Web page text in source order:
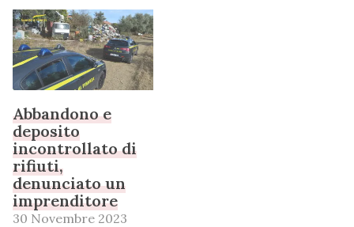
Abbandono e
deposito
incontrollato di
rifiuti,
denunciato un
imprenditore
30 Novembre 2023